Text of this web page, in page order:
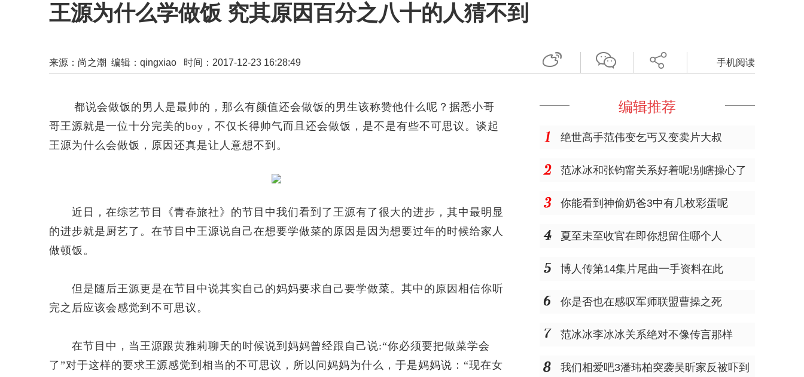
王源为什么学做饭 究其原因百分之八十的人猜不到
来源： 尚之潮 编辑：qingxiao 时间：2017-12-23 16:28:49 手机阅读
都说会做饭的男人是最帅的，那么有颜值还会做饭的男生该称赞他什么呢？据悉小哥
哥王源就是一位十分完美的boy，不仅长得帅气而且还会做饭，是不是有些不可思议。谈起
王源为什么会做饭，原因还真是让人意想不到。
近日，在综艺节目《青春旅社》的节目中我们看到了王源有了很大的进步，其中最明显
的进步就是厨艺了。在节目中王源说自己在想要学做菜的原因是因为想要过年的时候给家人
做顿饭。
但是随后王源更是在节目中说其实自己的妈妈要求自己要学做菜。其中的原因相信你听
完之后应该会感觉到不可思议。
在节目中，当王源跟黄雅莉聊天的时候说到妈妈曾经跟自己说:“你必须要把做菜学会
了”对于这样的要求王源感觉到相当的不可思议，所以问妈妈为什么，于是妈妈说：“现在女
编辑推荐
绝世高手范伟变乞丐又变卖片大叔
范冰冰和张钧甯关系好着呢!别瞎操心了
你能看到神偷奶爸3中有几枚彩蛋呢
夏至未至收官在即你想留住哪个人
博人传第14集片尾曲一手资料在此
你是否也在感叹军师联盟曹操之死
范冰冰李冰冰关系绝对不像传言那样
我们相爱吧3潘玮柏突袭吴昕家反被吓到